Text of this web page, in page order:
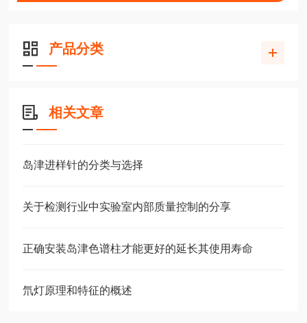
产品分类
相关文章
岛津进样针的分类与选择
关于检测行业中实验室内部质量控制的分享
正确安装岛津色谱柱才能更好的延长其使用寿命
氘灯原理和特征的概述